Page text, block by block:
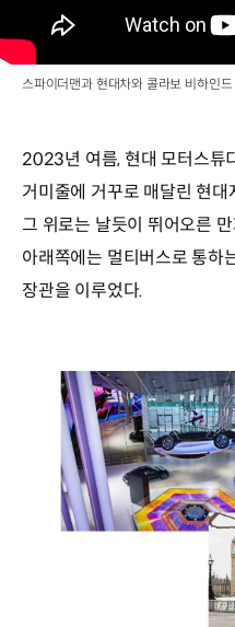
스파이더맨과 현대차와 콜라보 비하인드
2023년 여름, 현대 모터스튜
거미줄에 거꾸로 매달린 현
그 위로는 날듯이 뛰어오른
아래쪽에는 멀티버스로 통하
장관을 이루었다.